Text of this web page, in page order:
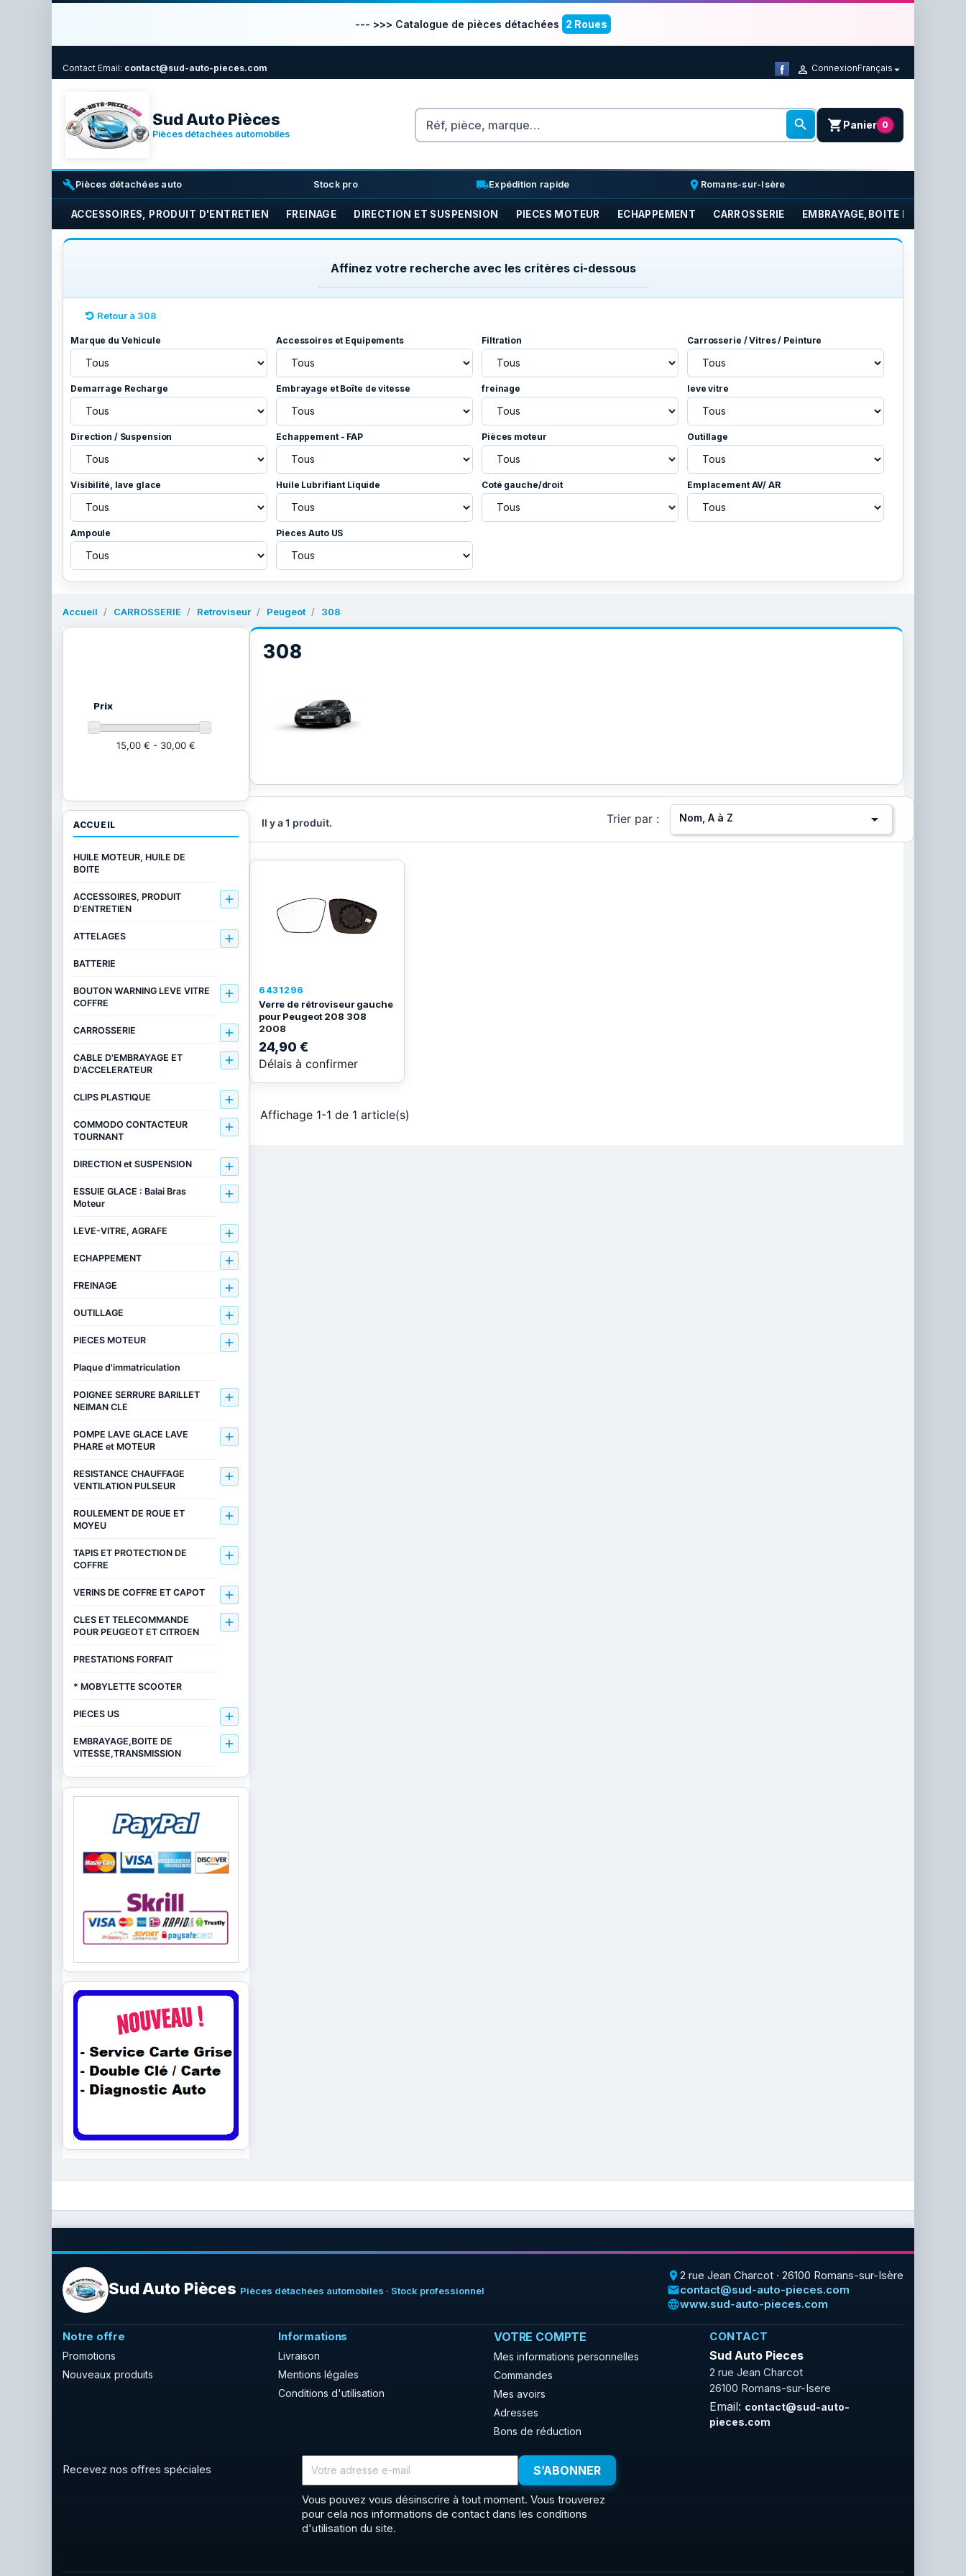
--- >>> Catalogue de pièces détachées 2 Roues
Contact Email: contact@sud-auto-pieces.com  ConnexionFrançais
Sud Auto Pièces
Pièces détachées automobiles
Rechercher
 shopping_cartPanier 0
buildPièces détachées auto inventory_2
Stock pro local_shippingExpédition rapide place Romans-sur-Isère
ACCESSOIRES, PRODUIT D'ENTRETIEN FREINAGE DIRECTION ET SUSPENSION PIECES MOTEUR ECHAPPEMENT CARROSSERIE EMBRAYAGE,BOITE DE
Affinez votre recherche avec les critères ci-dessous
Retour à 308
Marque du Vehicule Accessoires et Equipements Filtration Carrosserie / Vitres / Peinture
Demarrage Recharge Embrayage et Boîte de vitesse freinage leve vitre
Direction / Suspension Echappement - FAP Pièces moteur Outillage
Visibilité, lave glace Huile Lubrifiant Liquide Coté gauche/droit Emplacement AV/ AR
Ampoule Pieces Auto US
Accueil CARROSSERIE Retroviseur Peugeot 308
308
Il y a 1 produit. Trier par : Nom, A à Z 
6431296
Verre de rétroviseur gauche
pour Peugeot 208 308
2008
24,90 €
Délais à confirmer
Affichage 1-1 de 1 article(s)
Prix
15,00 € - 30,00 €
ACCUEIL
HUILE MOTEUR, HUILE DE
BOITE
ACCESSOIRES, PRODUIT
D'ENTRETIEN

ATTELAGES 
BATTERIE
BOUTON WARNING LEVE VITRE
COFFRE

CARROSSERIE 
CABLE D'EMBRAYAGE ET
D'ACCELERATEUR

CLIPS PLASTIQUE 
COMMODO CONTACTEUR
TOURNANT

DIRECTION et SUSPENSION 
ESSUIE GLACE : Balai Bras
Moteur

LEVE-VITRE, AGRAFE 
ECHAPPEMENT 
FREINAGE 
OUTILLAGE 
PIECES MOTEUR 
Plaque d'immatriculation
POIGNEE SERRURE BARILLET
NEIMAN CLE

POMPE LAVE GLACE LAVE
PHARE et MOTEUR

RESISTANCE CHAUFFAGE
VENTILATION PULSEUR

ROULEMENT DE ROUE ET
MOYEU

TAPIS ET PROTECTION DE
COFFRE

VERINS DE COFFRE ET CAPOT 
CLES ET TELECOMMANDE
POUR PEUGEOT ET CITROEN

PRESTATIONS FORFAIT
* MOBYLETTE SCOOTER
PIECES US 
EMBRAYAGE,BOITE DE
VITESSE,TRANSMISSION

Sud Auto Pièces Pièces détachées automobiles · Stock professionnel
place2 rue Jean Charcot · 26100 Romans-sur-Isère
emailcontact@sud-auto-pieces.com
languagewww.sud-auto-pieces.com
Notre offre
Promotions
Nouveaux produits
Informations
Livraison
Mentions légales
Conditions d'utilisation
VOTRE COMPTE
Mes informations personnelles
Commandes
Mes avoirs
Adresses
Bons de réduction
CONTACT
Sud Auto Pieces
2 rue Jean Charcot
26100 Romans-sur-Isere
Email: contact@sud-auto-
pieces.com
Recevez nos offres spéciales
Vous pouvez vous désinscrire à tout moment. Vous trouverez
pour cela nos informations de contact dans les conditions
d'utilisation du site.